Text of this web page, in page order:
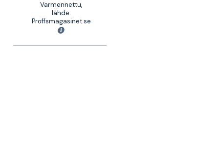
Varmennettu,
lähde:
Proffsmagasinet.se